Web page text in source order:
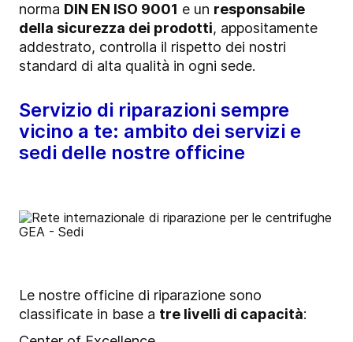
norma DIN EN ISO 9001 e un responsabile
della sicurezza dei prodotti, appositamente
addestrato, controlla il rispetto dei nostri
standard di alta qualità in ogni sede.
Servizio di riparazioni sempre
vicino a te: ambito dei servizi e
sedi delle nostre officine
Le nostre officine di riparazione sono
classificate in base a tre livelli di capacità: